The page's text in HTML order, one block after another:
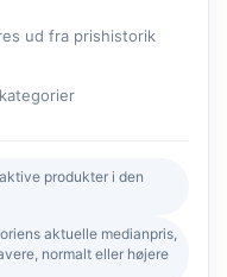
ud fra prishistorik
produkter i den
aktuelle medianpris,
normalt eller højere